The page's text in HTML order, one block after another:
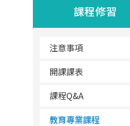
課程修習
注意事項
開課課表
課程Q&A
教育專業課程